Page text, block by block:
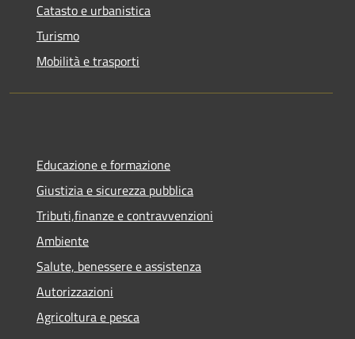
Catasto e urbanistica
Turismo
Mobilità e trasporti
Educazione e formazione
Giustizia e sicurezza pubblica
Tributi,finanze e contravvenzioni
Ambiente
Salute, benessere e assistenza
Autorizzazioni
Agricoltura e pesca